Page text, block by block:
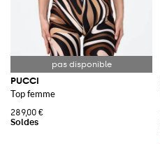
PUCCI
Top femme
289,00 €